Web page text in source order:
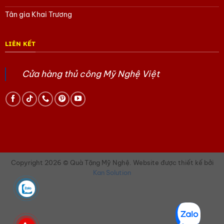
là hành động thiết thực ủng hộ nghệ nhân và duy trì giá trị văn
hóa dân tộc. Mỗi sản phẩm là một lời khẳng định cho chất
Kết Luận
Đừng bỏ lỡ cơ hội nâng tầm phong cách cá nhân với một
chiếc khăn lụa vẽ tay độc bản từ Nam Cao. Sự mềm mại của
tơ tằm và nét tài hoa của hội họa đang chờ đón bạn.
Tân gia Khai Trương
LIÊN KẾT
Cửa hàng thủ công Mỹ Nghệ Việt
Copyright 2026 © Quà Tặng Mỹ Nghệ. Website được thiết kế bởi
Kan Solution